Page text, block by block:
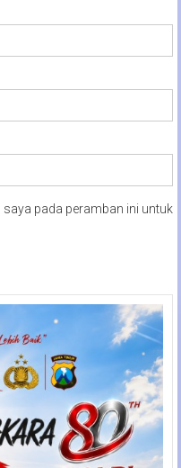
pada peramban ini untuk